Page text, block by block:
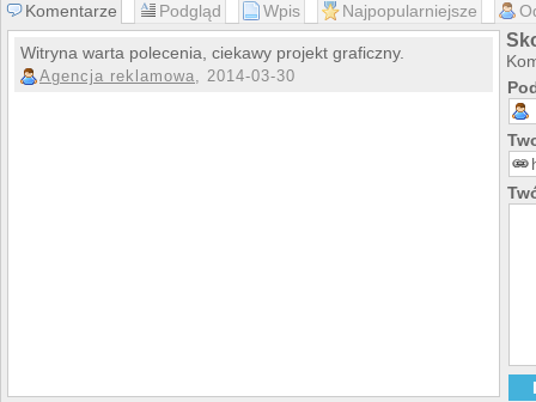
Komentarze Podgląd Wpis Najpopularniejsze
Witryna warta polecenia, ciekawy projekt graficzny.
Agencja reklamowa, 2014-03-30